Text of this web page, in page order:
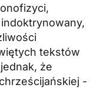
tekstów
że
-